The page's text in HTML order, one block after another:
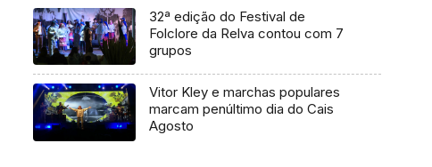
32ª edição do Festival de
Folclore da Relva contou com 7
grupos
Vitor Kley e marchas populares
marcam penúltimo dia do Cais
Agosto